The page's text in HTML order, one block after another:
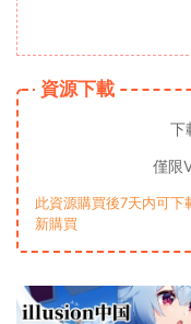
資源下載
下
僅限
此資源購買後7天内可
新購買